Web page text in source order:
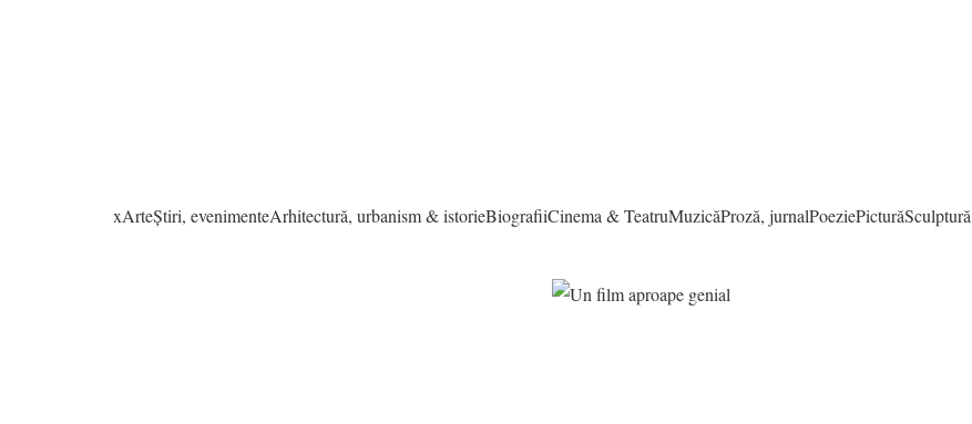
xArteȘtiri, evenimenteArhitectură, urbanism & istorieBiografiiCinema & TeatruMuzicăProză, jurnalPoeziePicturăSculptură